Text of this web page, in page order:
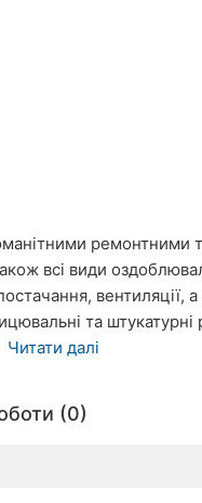
ремонтними
всі види
вентиляції,
та
Читати далі
(0)